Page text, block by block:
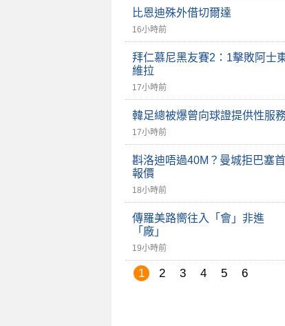
比恩迪殊外借切爾達
16小時前
拜仁慕尼黑友賽2：1擊敗阿士
維拉
17小時前
韓足總被爆曾向球證提供性服
17小時前
斟洛迪唔過40M？曼城拒巴塞首
報價
18小時前
傳羅美路嚮往入「會」非進
「廠」
19小時前
1 2 3 4 5 6